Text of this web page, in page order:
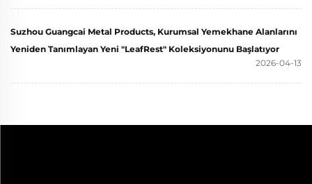
Suzhou Guangcai Metal Products, Kurumsal Yemekhane Alanlarını
Yeniden Tanımlayan Yeni "LeafRest" Koleksiyonunu Başlatıyor
2026-04-13